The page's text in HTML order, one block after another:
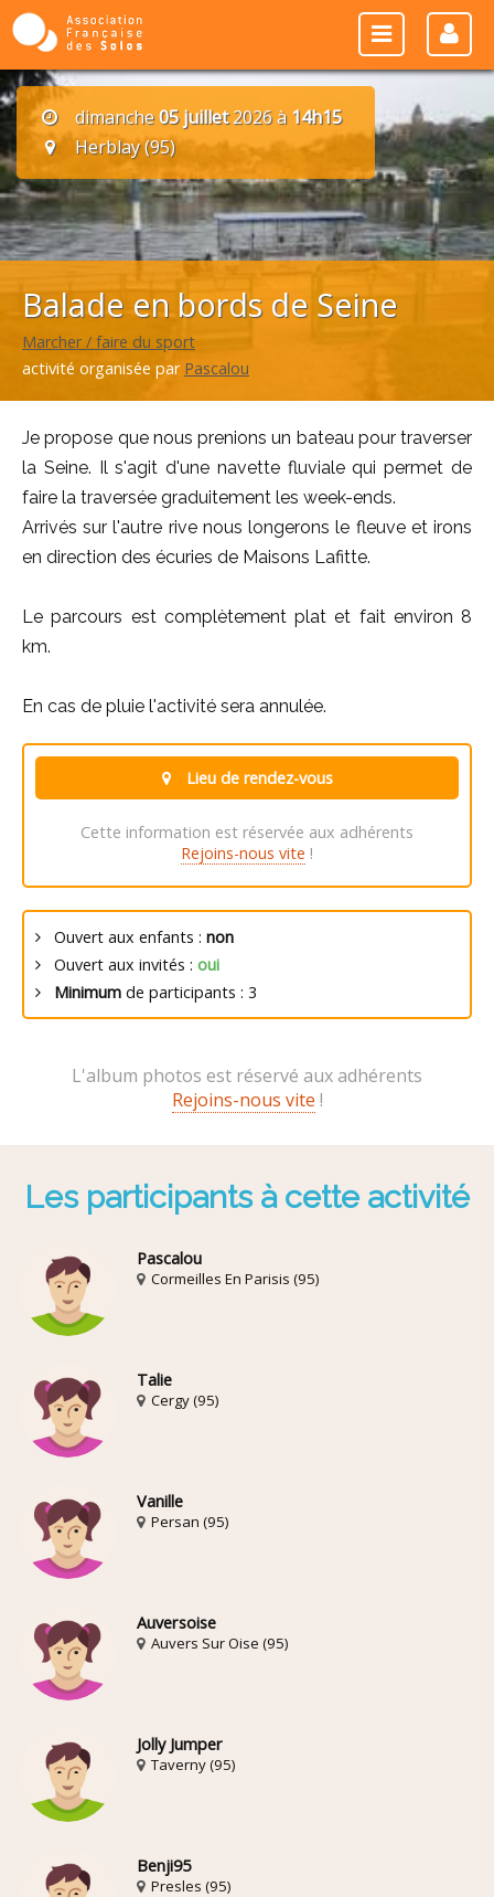
dimanche05 juillet2026 à 14h15
Herblay (95)
Balade en bords de Seine
Marcher / faire du sport
activité organisée par Pascalou
Je propose que nous prenions un bateau pour traverser
la Seine. Il s'agit d'une navette fluviale qui permet de
faire la traversée graduitement les week-ends.
Arrivés sur l'autre rive nous longerons le fleuve et irons
en direction des écuries de Maisons Lafitte.
Le parcours est complètement plat et fait environ 8
km.
En cas de pluie l'activité sera annulée.
Lieu de rendez-vous
Cette information est réservée aux adhérents
Rejoins-nous vite !
Ouvert aux enfants : non
Ouvert aux invités : oui
Minimum de participants : 3
L'album photos est réservé aux adhérents
Rejoins-nous vite !
Les participants à cette activité
Pascalou
Cormeilles En Parisis (95)
Talie
Cergy (95)
Vanille
Persan (95)
Auversoise
Auvers Sur Oise (95)
Jolly Jumper
Taverny (95)
Benji95
Presles (95)